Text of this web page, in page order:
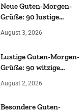
Neue Guten-Morgen-
Grüße: 90 lustige
August 3, 2026
Lustige Guten-Morgen-
Grüße: 90 witzige
August 2, 2026
Besondere Guten-